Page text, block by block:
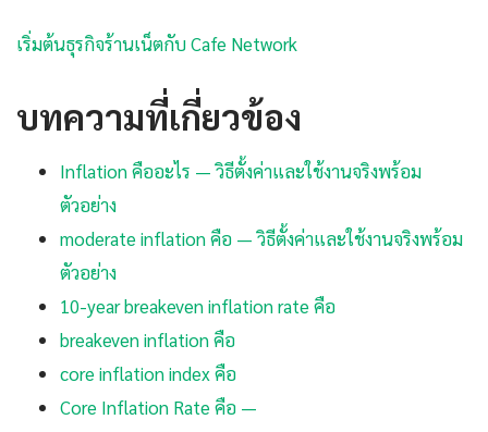
เริ่มต้นธุรกิจร้านเน็ตกับ Cafe Network
บทความที่เกี่ยวข้อง
Inflation คืออะไร — วิธีตั้งค่าและใช้งานจริงพร้อม
ตัวอย่าง
moderate inflation คือ — วิธีตั้งค่าและใช้งานจริงพร้อม
ตัวอย่าง
10-year breakeven inflation rate คือ
breakeven inflation คือ
core inflation index คือ
Core Inflation Rate คือ —